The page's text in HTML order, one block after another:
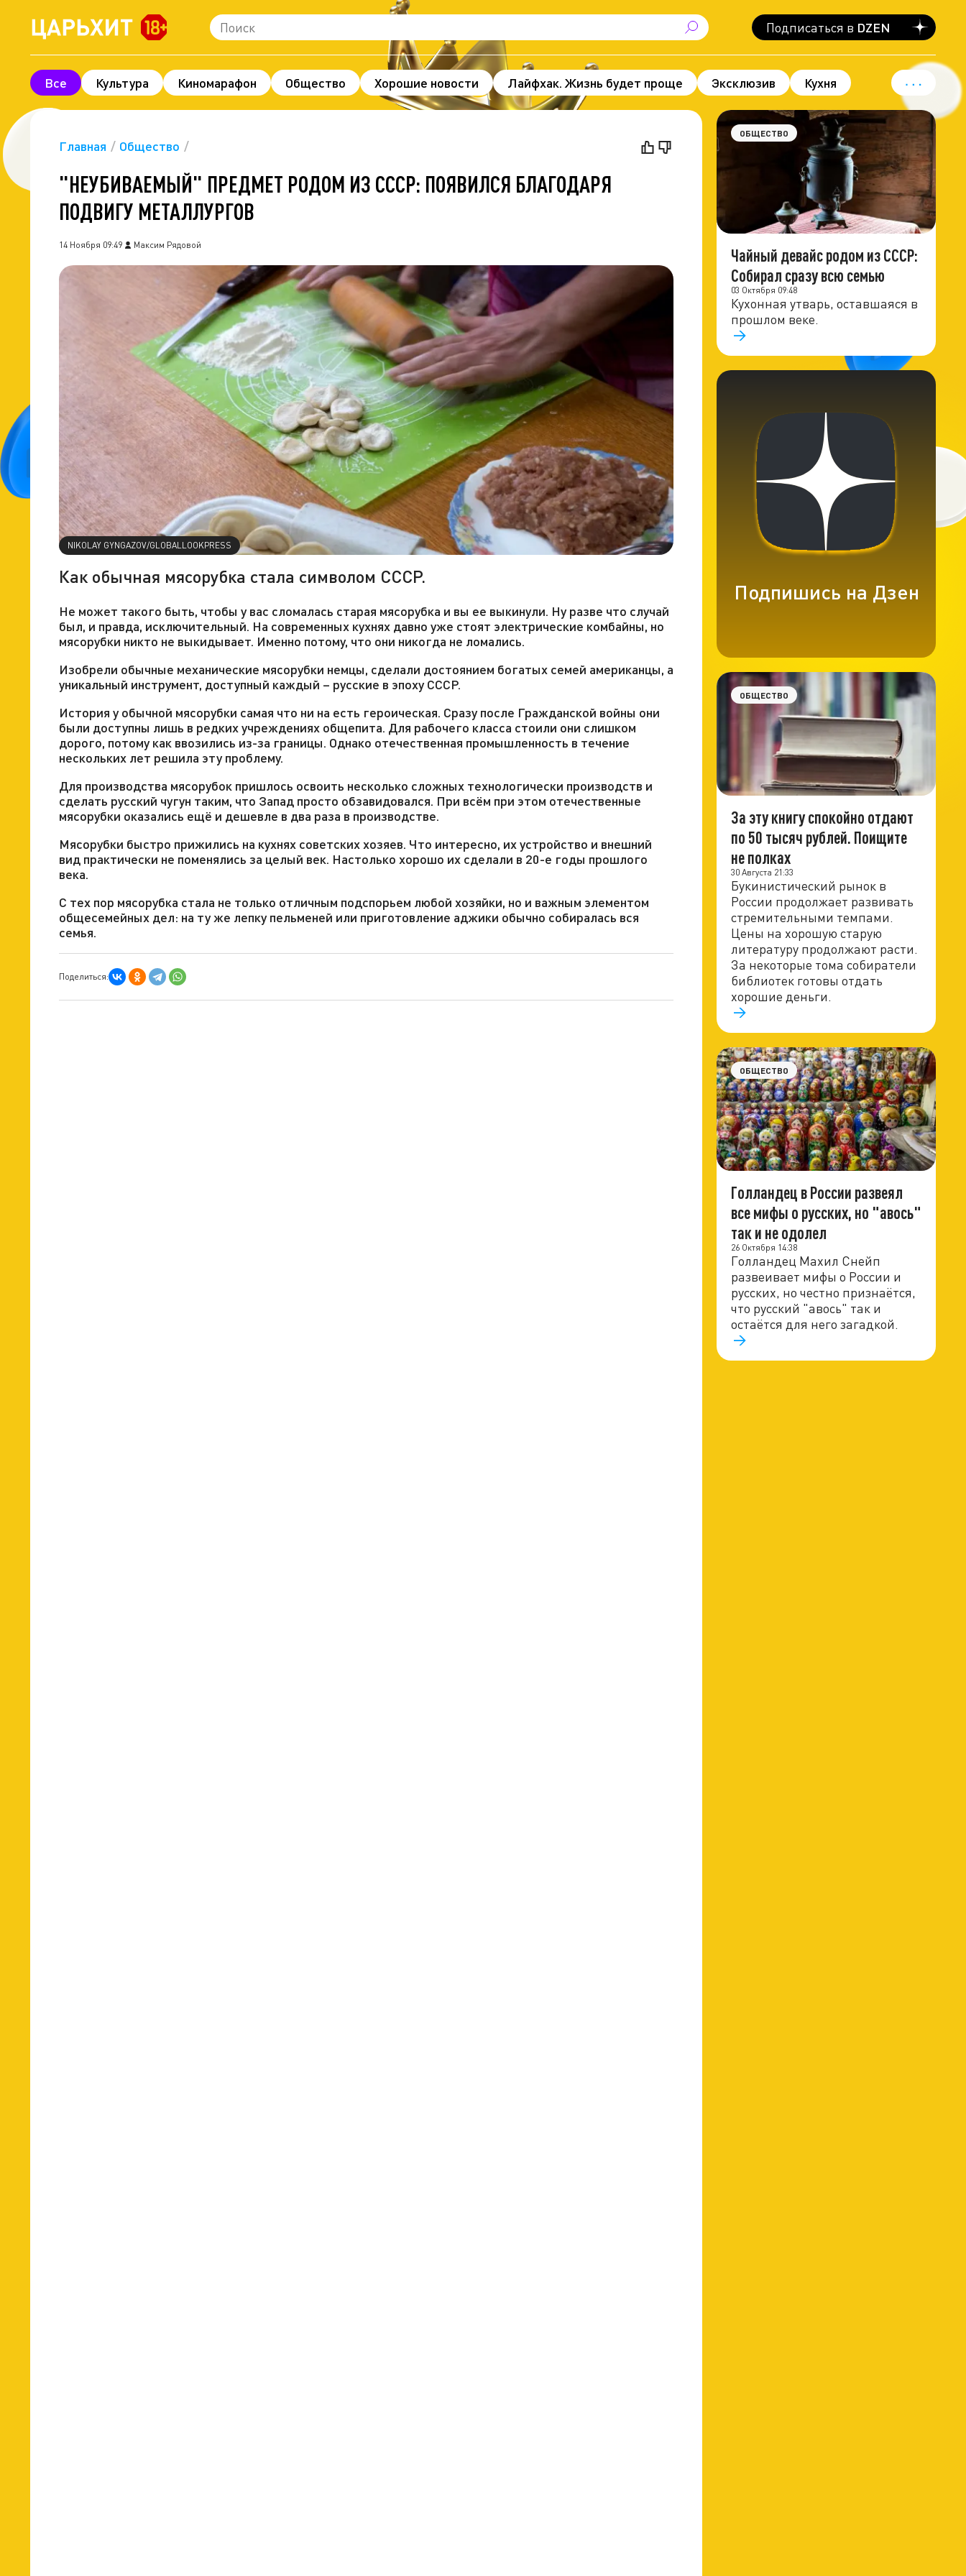
Подписаться в DZEN
Все Культура Киномарафон Общество Хорошие новости Лайфхак. Жизнь будет проще Эксклюзив
Кухня
Шоу-бизнес
Технологии и наука Легенды и факты Происшествия Здоровье Повод для гордости
Политика
Главная Общество
"НЕУБИВАЕМЫЙ" ПРЕДМЕТ РОДОМ ИЗ СССР: ПОЯВИЛСЯ БЛАГОДАРЯ
ПОДВИГУ МЕТАЛЛУРГОВ
14 Ноября 09:49 Максим Рядовой
NIKOLAY GYNGAZOV/GLOBALLOOKPRESS
Как обычная мясорубка стала символом СССР.
Не может такого быть, чтобы у вас сломалась старая мясорубка и вы ее выкинули. Ну разве что случай
был, и правда, исключительный. На современных кухнях давно уже стоят электрические комбайны, но
мясорубки никто не выкидывает. Именно потому, что они никогда не ломались.
Изобрели обычные механические мясорубки немцы, сделали достоянием богатых семей американцы, а
уникальный инструмент, доступный каждый – русские в эпоху СССР.
История у обычной мясорубки самая что ни на есть героическая. Сразу после Гражданской войны они
были доступны лишь в редких учреждениях общепита. Для рабочего класса стоили они слишком
дорого, потому как ввозились из-за границы. Однако отечественная промышленность в течение
нескольких лет решила эту проблему.
Для производства мясорубок пришлось освоить несколько сложных технологически производств и
сделать русский чугун таким, что Запад просто обзавидовался. При всём при этом отечественные
мясорубки оказались ещё и дешевле в два раза в производстве.
Мясорубки быстро прижились на кухнях советских хозяев. Что интересно, их устройство и внешний
вид практически не поменялись за целый век. Настолько хорошо их сделали в 20-е годы прошлого
века.
С тех пор мясорубка стала не только отличным подспорьем любой хозяйки, но и важным элементом
общесемейных дел: на ту же лепку пельменей или приготовление аджики обычно собиралась вся
семья.
Поделиться:
ОБЩЕСТВО
Чайный девайс родом из СССР:
Собирал сразу всю семью
03 Октября 09:48
Кухонная утварь, оставшаяся в
прошлом веке.
Подпишись на Дзен
ОБЩЕСТВО
За эту книгу спокойно отдают
по 50 тысяч рублей. Поищите
не полках
30 Августа 21:33
Букинистический рынок в
России продолжает развивать
стремительными темпами.
Цены на хорошую старую
литературу продолжают расти.
За некоторые тома собиратели
библиотек готовы отдать
хорошие деньги.
ОБЩЕСТВО
Голландец в России развеял
все мифы о русских, но "авось"
так и не одолел
26 Октября 14:38
Голландец Махил Снейп
развеивает мифы о России и
русских, но честно признаётся,
что русский "авось" так и
остаётся для него загадкой.